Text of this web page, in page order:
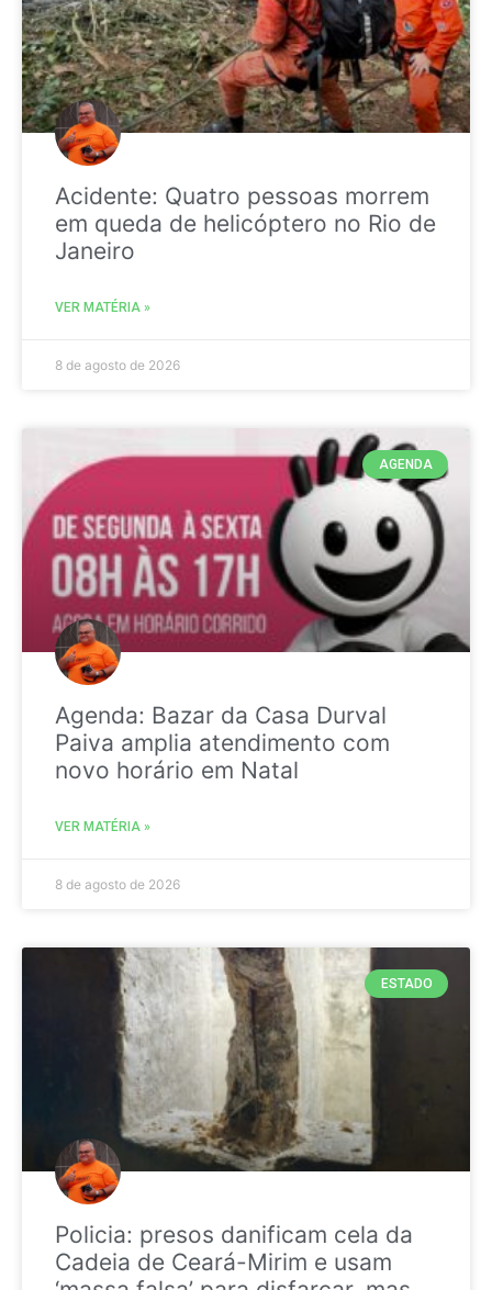
Acidente: Quatro pessoas morrem
em queda de helicóptero no Rio de
Janeiro
VER MATÉRIA »
8 de agosto de 2026
AGENDA
Agenda: Bazar da Casa Durval
Paiva amplia atendimento com
novo horário em Natal
VER MATÉRIA »
8 de agosto de 2026
ESTADO
Policia: presos danificam cela da
Cadeia de Ceará-Mirim e usam